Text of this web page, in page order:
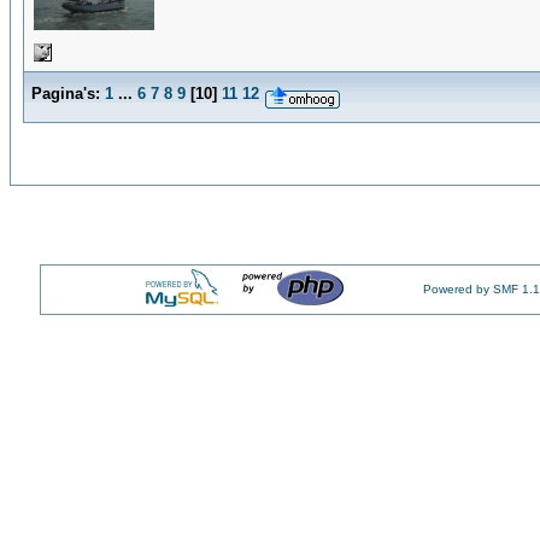
Pagina's: 1 ... 6 7 8 9 [10] 11 12
Powered by SMF